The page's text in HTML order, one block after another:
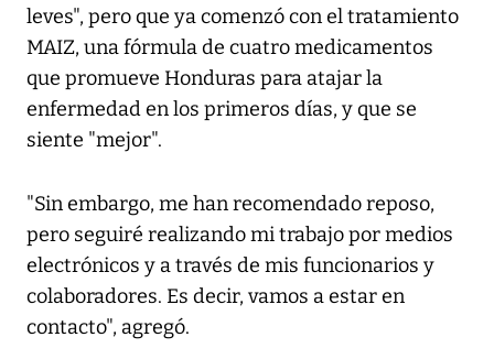
leves", pero que ya comenzó con el tratamiento
MAIZ, una fórmula de cuatro medicamentos
que promueve Honduras para atajar la
enfermedad en los primeros días, y que se
siente "mejor".
"Sin embargo, me han recomendado reposo,
pero seguiré realizando mi trabajo por medios
electrónicos y a través de mis funcionarios y
colaboradores. Es decir, vamos a estar en
contacto", agregó.